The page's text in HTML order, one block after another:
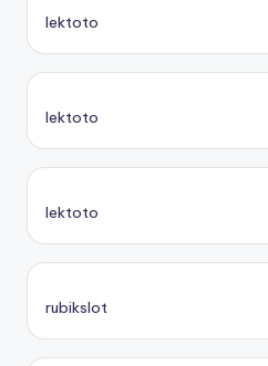
lektoto
lektoto
lektoto
rubikslot